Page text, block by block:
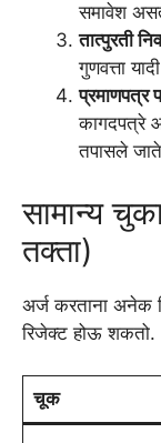
समावेश
तात्पुरती
गुणवत्ता
प्रमाणपत्र
कागदपत्रे
तपासले
सामान्य
तक्ता)
अर्ज करताना अनेक
रिजेक्ट होऊ शकतो.
चूक